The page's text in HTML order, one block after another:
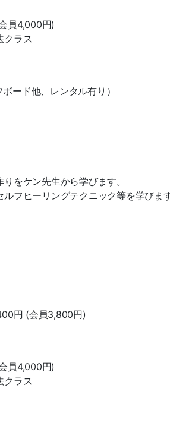
員4,000円)
クラス
ード他、レンタル有り）
をケン先生から学びます。
フヒーリングテクニック等を学びます
円 (会員3,800円)
員4,000円)
クラス